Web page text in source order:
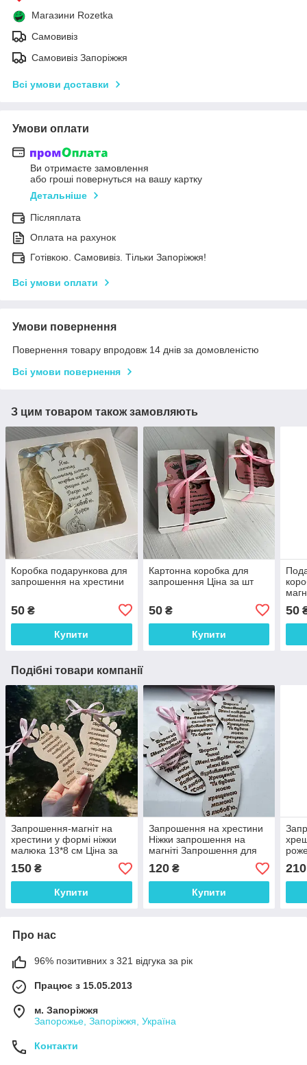
Магазини Rozetka
Самовивіз
Самовивіз Запоріжжя
Всі умови доставки
Умови оплати
Ви отримаєте замовлення
або гроші повернуться на вашу картку
Детальніше
Післяплата
Оплата на рахунок
Готівкою. Самовивіз. Тільки Запоріжжя!
Всі умови оплати
Умови повернення
Повернення товару впродовж 14 днів за домовленістю
Всі умови повернення
З цим товаром також замовляють
Коробка подарункова для
запрошення на хрестини
50 ₴
Купити
Картонна коробка для
запрошення Ціна за шт
50₴
Купити
50
Подібні товари компанії
Запрошення-магніт на
хрестини у формі ніжки
малюка 13*8 см Ціна за
шт
150 ₴
Купити
Запрошення на хрестини
Ніжки запрошення на
магніті Запрошення для
хресних 13*8 см Ціна за
шт
120₴
Купити
210
Про нас
96% позитивних з 321 відгука за рік
Працює з 15.05.2013
м. Запоріжжя
Запорожье, Запоріжжя, Україна
Контакти